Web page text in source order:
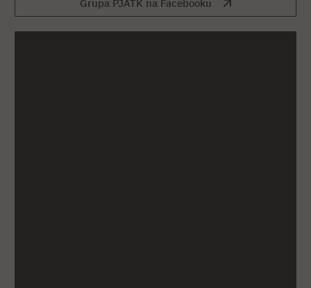
Grupa PJATK na Facebooku